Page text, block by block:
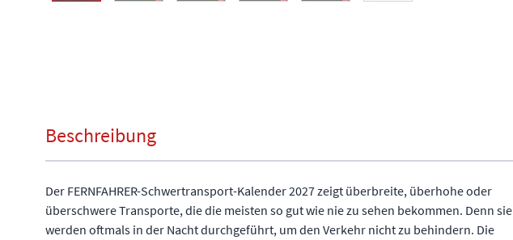
Beschreibung
Der FERNFAHRER-Schwertransport-Kalender 2027 zeigt überbreite, überhohe oder
überschwere Transporte, die die meisten so gut wie nie zu sehen bekommen. Denn sie
werden oftmals in der Nacht durchgeführt, um den Verkehr nicht zu behindern. Die